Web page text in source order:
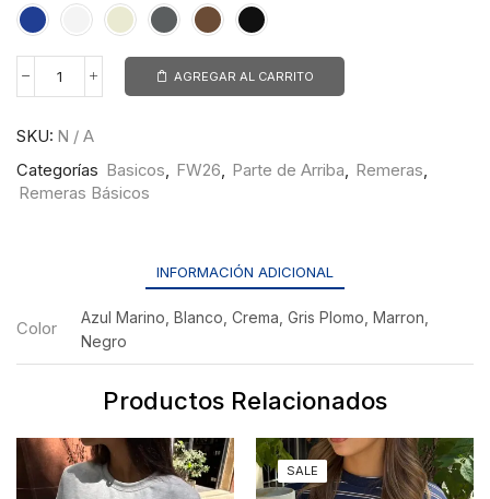
AGREGAR AL CARRITO
SKU: N / A
Categorías Basicos, FW26, Parte de Arriba, Remeras,
Remeras Básicos
INFORMACIÓN ADICIONAL
Color
Azul Marino, Blanco, Crema, Gris Plomo, Marron,
Negro
Productos Relacionados
SALE